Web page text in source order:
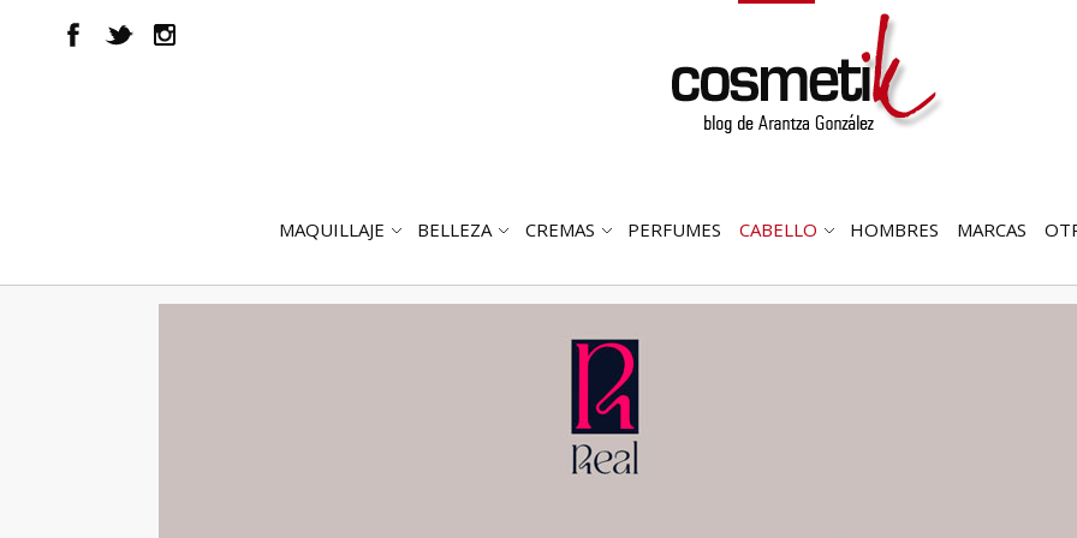
ABRIR
MAQUILLAJE
ABRIR
BELLEZA
ABRIR
CREMAS PERFUMES
ABRIR
CABELLO HOMBRES MARCAS